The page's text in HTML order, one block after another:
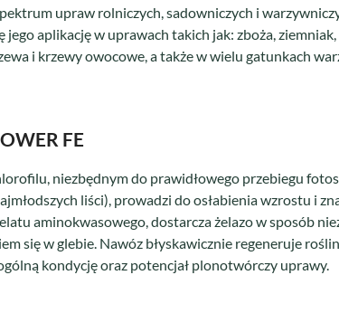
upraw rolniczych, sadowniczych i
aplikację w uprawach takich jak: zboża, ziemniak,
i krzewy owocowe, a także w wielu gatunkach
FE
niezbędnym do prawidłowego przebiegu
liści), prowadzi do osłabienia wzrostu i
aminokwasowego, dostarcza żelazo w sposób
się w glebie. Nawóz błyskawicznie regeneruje
kondycję oraz potencjał plonotwórczy uprawy.